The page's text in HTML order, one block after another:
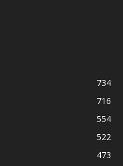
734
716
554
522
473